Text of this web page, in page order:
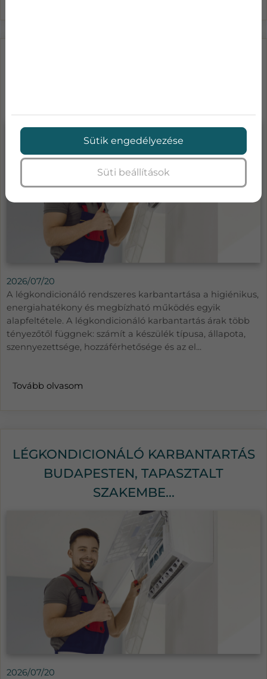
2026/07/20
A légkondicionáló rendszeres karbantartása a higiénikus,
energiahatékony és megbízható működés egyik
alapfeltétele. A légkondicionáló karbantartás árak több
tényezőtől függnek: számít a készülék típusa, állapota,
szennyezettsége, hozzáférhetősége és az el...
Tovább olvasom
LÉGKONDICIONÁLÓ KARBANTARTÁS
BUDAPESTEN, TAPASZTALT
SZAKEMBE...
2026/07/20
Sütik engedélyezése
Süti beállítások